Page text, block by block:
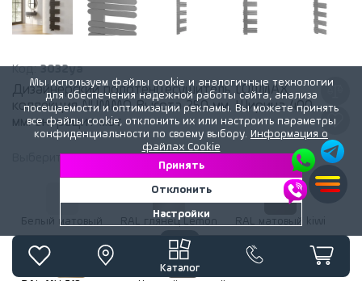
Каталог
Код:3032ya
Дизайнерский полотенцесушитель LOJIMAX,
коллекция NUMMO Высота 250 мм. Ширина 400
мм. антрацит мат
Выберитецветрадиатора:Антрацит матовый
Белый матовый RAL глянец Lemon RAL матовый kiwi
Мы используем файлы cookie и аналогичные технологии
для обеспечения надежной работы сайта, анализа
посещаемости и оптимизации рекламы. Вы можете принять
все файлы cookie, отклонить их или настроить параметры
конфиденциальности по своему выбору. Информация о
файлах Cookie
Принять
Отклонить
Настройки